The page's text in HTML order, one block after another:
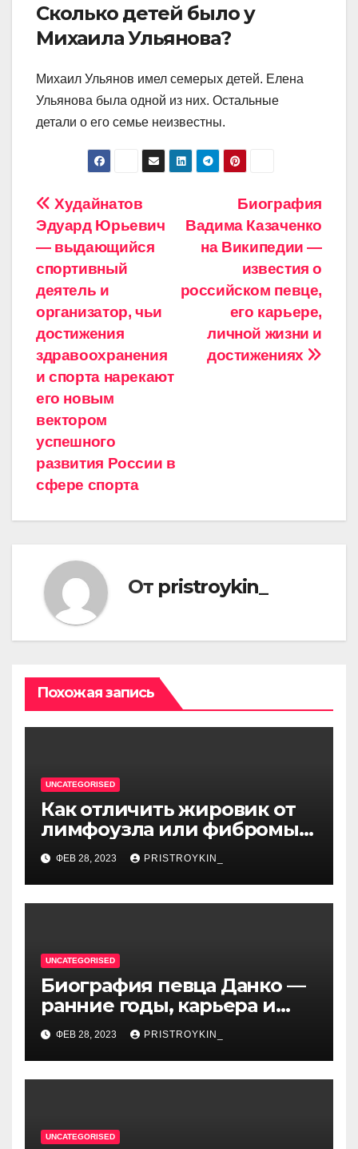
Сколько детей было у
Михаила Ульянова?
Михаил Ульянов имел семерых детей. Елена
Ульянова была одной из них. Остальные
детали о его семье неизвестны.
Навигация
по
записям
Биография
Вадима Казаченко
на Википедии —
известия о
российском певце,
его карьере,
личной жизни и
достижениях
Худайнатов
Эдуард Юрьевич
— выдающийся
спортивный
деятель и
организатор, чьи
достижения
здравоохранения
и спорта нарекают
его новым
вектором
успешного
развития России в
сфере спорта
От pristroykin_
Похожая запись
UNCATEGORISED
Как отличить жировик от
лимфоузла или фибромы
мягких тканей или
гемангиомы
ФЕВ 28, 2023 PRISTROYKIN_
UNCATEGORISED
Биография певца Данко —
ранние годы, карьера и
личная жизнь — все, что вы
хотели знать о
талантливом артисте
ФЕВ 28, 2023 PRISTROYKIN_
UNCATEGORISED